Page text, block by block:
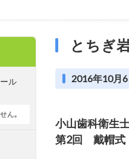
とちぎ
2016年10月
小山歯科衛生
第2回 戴帽式
ル
ん｡